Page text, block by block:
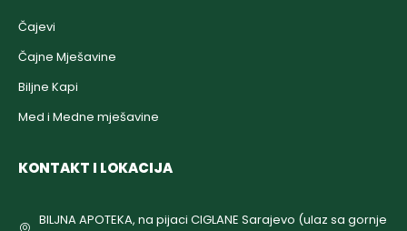
Čajevi
Čajne Mješavine
Biljne Kapi
Med i Medne mješavine
KONTAKT I LOKACIJA
BILJNA APOTEKA, na pijaci CIGLANE Sarajevo (ulaz sa gornje